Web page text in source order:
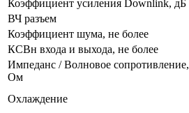
Коэффициент усиления Downlink, дБ
ВЧ разъем
Коэффициент шума, не более
КСВн входа и выхода, не более
Импеданс / Волновое сопротивление,
Ом
Охлаждение